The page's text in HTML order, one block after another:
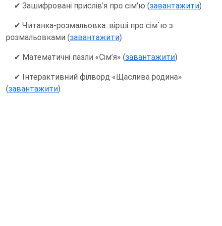
✔ Зашифровані прислів'я про сім'ю (завантажити)
✔ Читанка-розмальовка: вірші про сім`ю з
розмальовками (завантажити)
✔ Математичні пазли «Сім’я» (завантажити)
✔ Інтерактивний філворд «Щаслива родина»
(завантажити)